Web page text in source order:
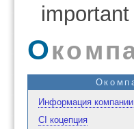
О
Информация компании
CI коцепция